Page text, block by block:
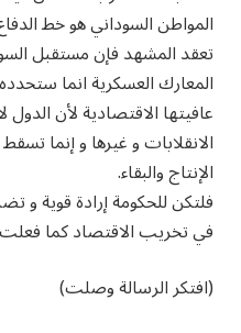
المواطن السوداني هو خط
تعقد المشهد فإن مستقبل
المعارك العسكرية انما
عافيتها الاقتصادية لأن
الانقلابات و غيرها و إنما
الإنتاج والبقاء.
فلتكن للحكومة إرادة قوية
في تخريب الاقتصاد كما
(افتكر الرسالة وصلت)